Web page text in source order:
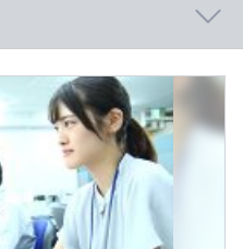
ビス管理システム
給いたします。
50,000円、賞与分27,375円
円、賞与分28,500円
職者数
人
0人
数0人
女別人数